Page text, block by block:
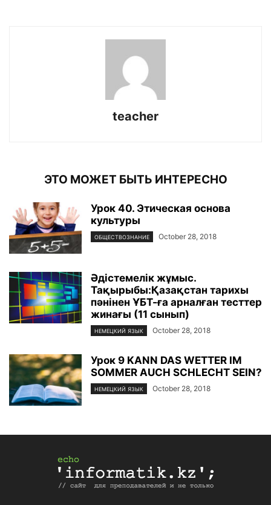
teacher
ЭТО МОЖЕТ БЫТЬ ИНТЕРЕСНО
Урок 40. Этическая основа
культуры
ОБЩЕСТВОЗНАНИЕ October 28, 2018
Әдістемелік жұмыс.
Тақырыбы:Қазақстан тарихы
пәнінен ҰБТ-ға арналған тесттер
жинағы (11 сынып)
НЕМЕЦКИЙ ЯЗЫК October 28, 2018
Урок 9 KANN DAS WETTER IM
SOMMER AUCH SCHLECHT SEIN?
НЕМЕЦКИЙ ЯЗЫК October 28, 2018